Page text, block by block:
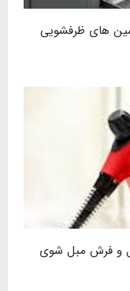
های ظرفشویی
و فرش مبل شوی